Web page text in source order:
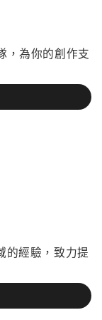
，為你的創作支
的經驗，致力提